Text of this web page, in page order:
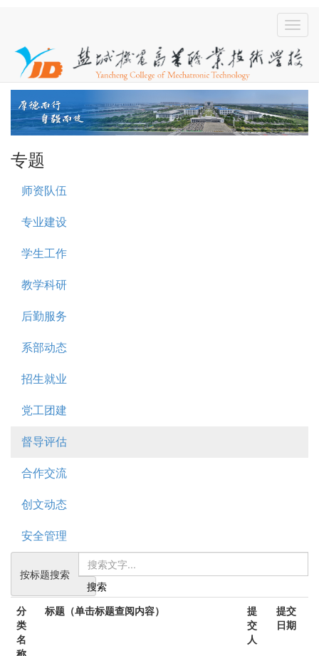
专题
师资队伍
专业建设
学生工作
教学科研
后勤服务
系部动态
招生就业
党工团建
督导评估
合作交流
创文动态
安全管理
按标题搜索
搜索
分
类
名
称
标题（单击标题查阅内容）
提
交
人
提交
日期